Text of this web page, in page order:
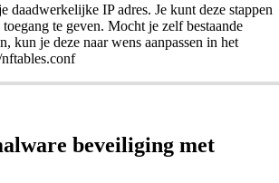
daadwerkelijke IP adres. Je kunt deze stappen
te geven. Mocht je zelf bestaande
kun je deze naar wens aanpassen in het
beveiliging met